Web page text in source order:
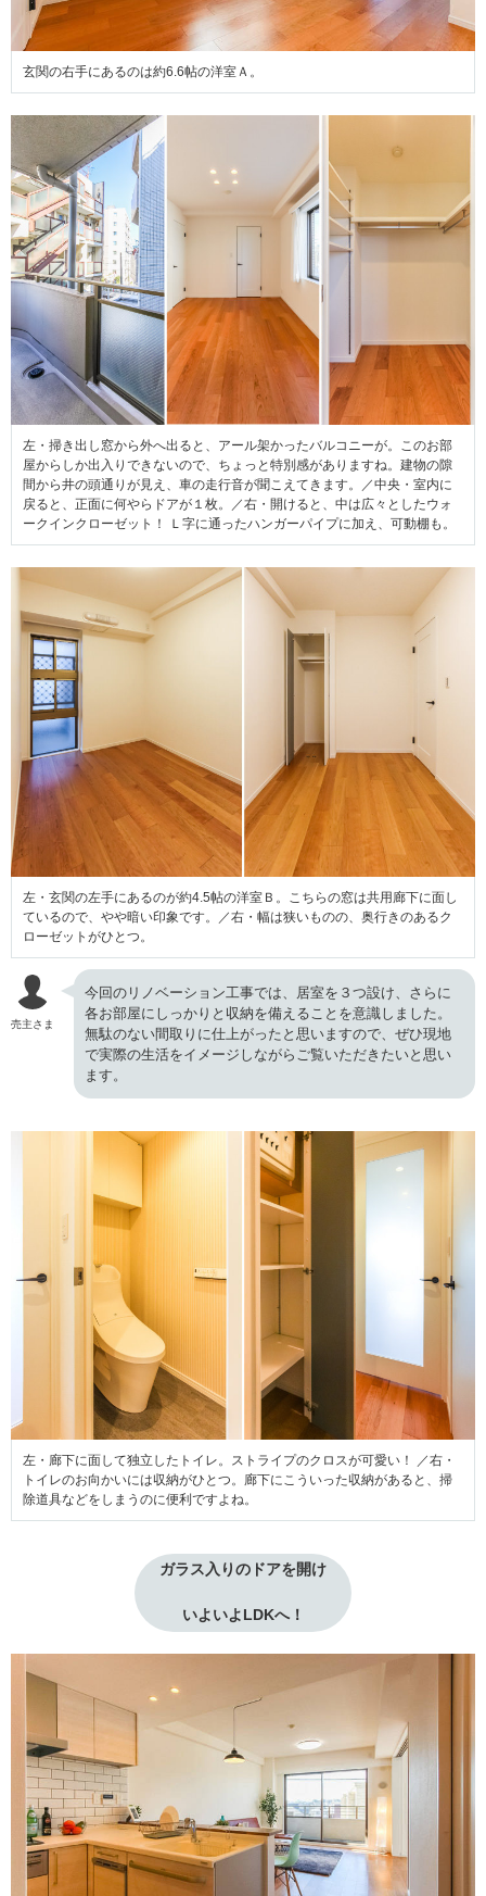
玄関の右手にあるのは約6.6帖の洋室Ａ。
左・掃き出し窓から外へ出ると、アール架かったバルコニーが。このお部
屋からしか出入りできないので、ちょっと特別感がありますね。建物の隙
間から井の頭通りが見え、車の走行音が聞こえてきます。／中央・室内に
戻ると、正面に何やらドアが１枚。／右・開けると、中は広々としたウォ
ークインクローゼット！ Ｌ字に通ったハンガーパイプに加え、可動棚も。
左・玄関の左手にあるのが約4.5帖の洋室Ｂ。こちらの窓は共用廊下に面し
ているので、やや暗い印象です。／右・幅は狭いものの、奥行きのあるク
ローゼットがひとつ。
売主さま
今回のリノベーション工事では、居室を３つ設け、さらに
各お部屋にしっかりと収納を備えることを意識しました。
無駄のない間取りに仕上がったと思いますので、ぜひ現地
で実際の生活をイメージしながらご覧いただきたいと思い
ます。
左・廊下に面して独立したトイレ。ストライプのクロスが可愛い！ ／右・
トイレのお向かいには収納がひとつ。廊下にこういった収納があると、掃
除道具などをしまうのに便利ですよね。
ガラス入りのドアを開け
いよいよLDKへ！